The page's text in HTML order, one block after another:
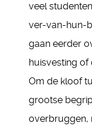
veel
ver-van-hun-
gaan eerder
huisvesting of
Om de kloof
grootse
overbruggen,